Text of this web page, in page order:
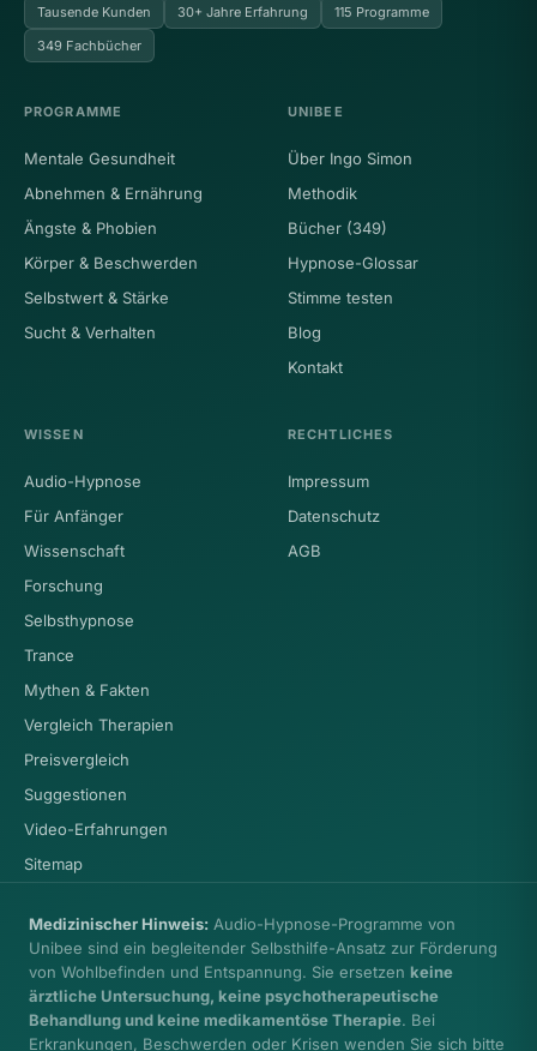
Tausende Kunden 30+ Jahre Erfahrung
115 Programme
349 Fachbücher
PROGRAMME
Mentale Gesundheit
Abnehmen & Ernährung
Ängste & Phobien
Körper & Beschwerden
Selbstwert & Stärke
Sucht & Verhalten
UNIBEE
Über Ingo Simon
Methodik
Bücher (349)
Hypnose-Glossar
Stimme testen
Blog
Kontakt
WISSEN
Audio-Hypnose
Für Anfänger
Wissenschaft
Forschung
Selbsthypnose
Trance
Mythen & Fakten
Vergleich Therapien
Preisvergleich
Suggestionen
Video-Erfahrungen
Sitemap
RECHTLICHES
Impressum
Datenschutz
AGB
Medizinischer Hinweis: Audio-Hypnose-Programme von
Unibee sind ein begleitender Selbsthilfe-Ansatz zur Förderung
von Wohlbefinden und Entspannung. Sie ersetzen keine
ärztliche Untersuchung, keine psychotherapeutische
Behandlung und keine medikamentöse Therapie. Bei
Erkrankungen, Beschwerden oder Krisen wenden Sie sich bitte